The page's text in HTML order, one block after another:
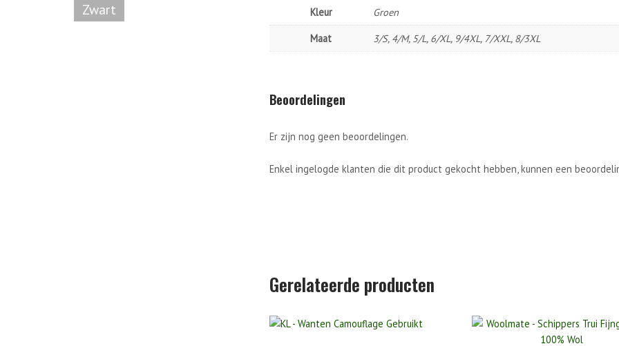
Kleur
Groen
Maat
3/S, 4/M, 5/L, 6/XL, 9/4XL, 7/XXL, 8/3XL
Beoordelingen
Er zijn nog geen beoordelingen.
Enkel ingelogde klanten die dit product gekocht hebben, kunnen een
Gerelateerde producten
Zwart